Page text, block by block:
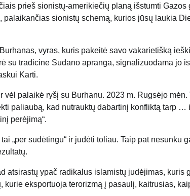
prieš sionistų-amerikiečių planą išstumti Gazos
palaikančias sionistų schemą, kurios jūsų laukia
vyras, kuris pakeitė savo vakarietišką
su tradicine Sudano apranga, signalizuodama jo
Karti.
palaikė ryšį su Burhanu. 2023 m. Rugsėjo mėn.
paliaubą, kad nutrauktų dabartinį konfliktą tarp …
perėjimą“.
„per sudėtingu“ ir judėti toliau. Taip pat nesunku
atsirastų ypač radikalus islamistų judėjimas, kuris
eksportuoja terorizmą į pasaulį, kaitrusias,